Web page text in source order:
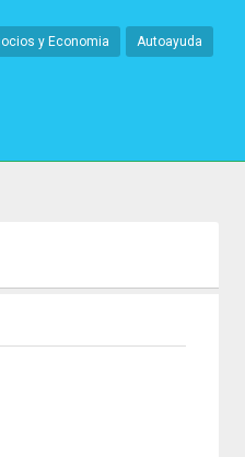
y Economia Autoayuda